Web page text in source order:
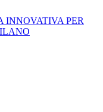
INNOVATIVA PER